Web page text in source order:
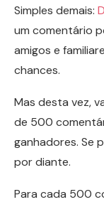
Simples demais:
um comentário
amigos e
chances.
Mas desta vez,
de 500
ganhadores. Se
por diante.
Para cada 500